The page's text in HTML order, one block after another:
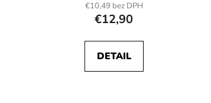
€10,49 bez DPH
€12,90
DETAIL